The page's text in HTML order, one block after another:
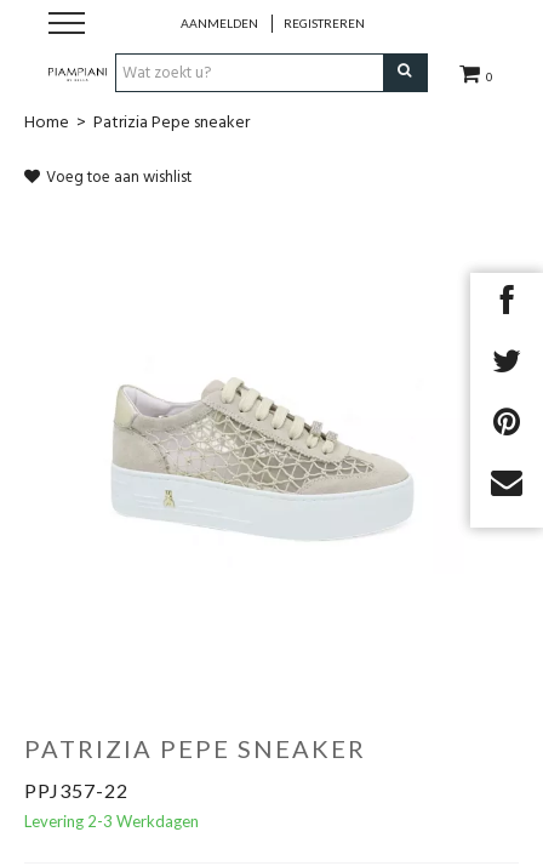
0
AANMELDEN REGISTREREN
Nieuwe Collectie
Accessoires
Home > Patrizia Pepe sneaker
Voeg toe aan wishlist
PATRIZIA PEPE SNEAKER
PPJ357-22
Levering 2-3 Werkdagen